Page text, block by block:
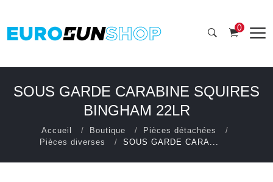
0
SOUS GARDE CARABINE SQUIRES
BINGHAM 22LR
Accueil Boutique
Pièces détachées
Pièces diverses
SOUS GARDE CARA...